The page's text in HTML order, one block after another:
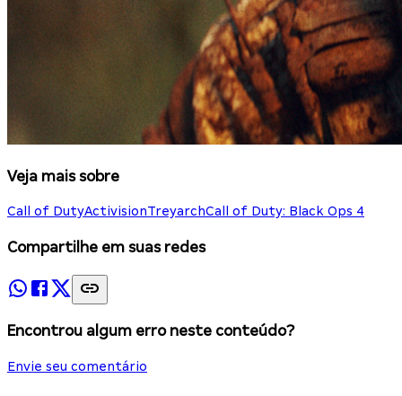
Veja mais sobre
Call of DutyActivisionTreyarchCall of Duty: Black Ops 4
Compartilhe em suas redes
Encontrou algum erro neste conteúdo?
Envie seu comentário